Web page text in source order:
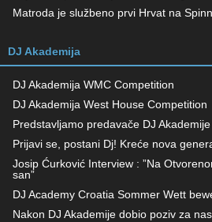
Matroda je službeno prvi Hrvat na
DJ Akademija
DJ Akademija WMC Competition
DJ Akademija West House Competition
Predstavljamo predavače DJ Akademije
Prijavi se, postani Dj! Kreće nova
Josip Ćurković Interview : ”Na
san”
DJ Academy Croatia Sommer Wett
Nakon DJ Akademije dobio poziv za